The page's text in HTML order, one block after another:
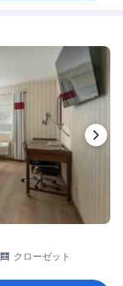
クローゼット